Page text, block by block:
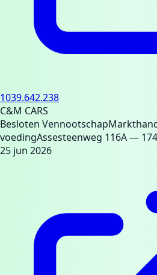
1039.642.238
C&M CARS
Besloten Vennootschap
voedingAssesteenweg 116A—
25 jun 2026